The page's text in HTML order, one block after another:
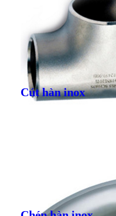
Bulong
Cút hàn inox